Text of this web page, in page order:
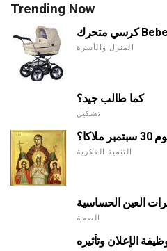
Trending Now
المنزل والأسرة
كما طالب جيد؟
تشكيل
التنمية الفكرية
العين الحساسية
الصحة
الإعلان وتأثيره